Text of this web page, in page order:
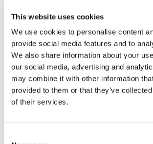
This website uses cookies
We use cookies to personalise content
provide social media features and to
We also share information about your
our social media, advertising and
may combine it with other information
provided to them or that they’ve
of their services.
vanno dai due ai cinque giorni.
Se la partenza classica è da Pian delle Gorre,
Carnino o Viozene in Valle Tanaro possono
ad iniziare il trekking.
L’itinerario è stato oggetto di promozione
piattaforma nell’ambito delprogetto PITEM
Outdoor OFF - Programma di Cooperazione